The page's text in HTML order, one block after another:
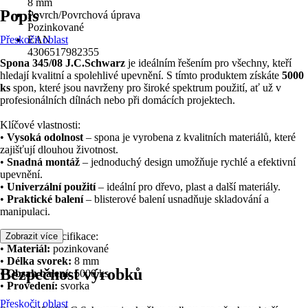
8 mm
Povrch/Povrchová úprava
Pozinkované
EAN
4306517982355
Popis
Přeskočit oblast
Spona 345/08 J.C.Schwarz je ideálním řešením pro všechny, kteří
hledají kvalitní a spolehlivé upevnění. S tímto produktem získáte 5000
ks spon, které jsou navrženy pro široké spektrum použití, ať už v
profesionálních dílnách nebo při domácích projektech.
Klíčové vlastnosti:
• Vysoká odolnost – spona je vyrobena z kvalitních materiálů, které
zajišťují dlouhou životnost.
• Snadná montáž – jednoduchý design umožňuje rychlé a efektivní
upevnění.
• Univerzální použití– ideální pro dřevo, plast a další materiály.
• Praktické balení– blisterové balení usnadňuje skladování a
manipulaci.
Technická specifikace:
• Materiál: pozinkované
• Délka svorek: 8 mm
•Obsah balení:5000 ks
• Provedení: svorka
Zobrazit více
Bezpečnost výrobků
Přeskočit oblast